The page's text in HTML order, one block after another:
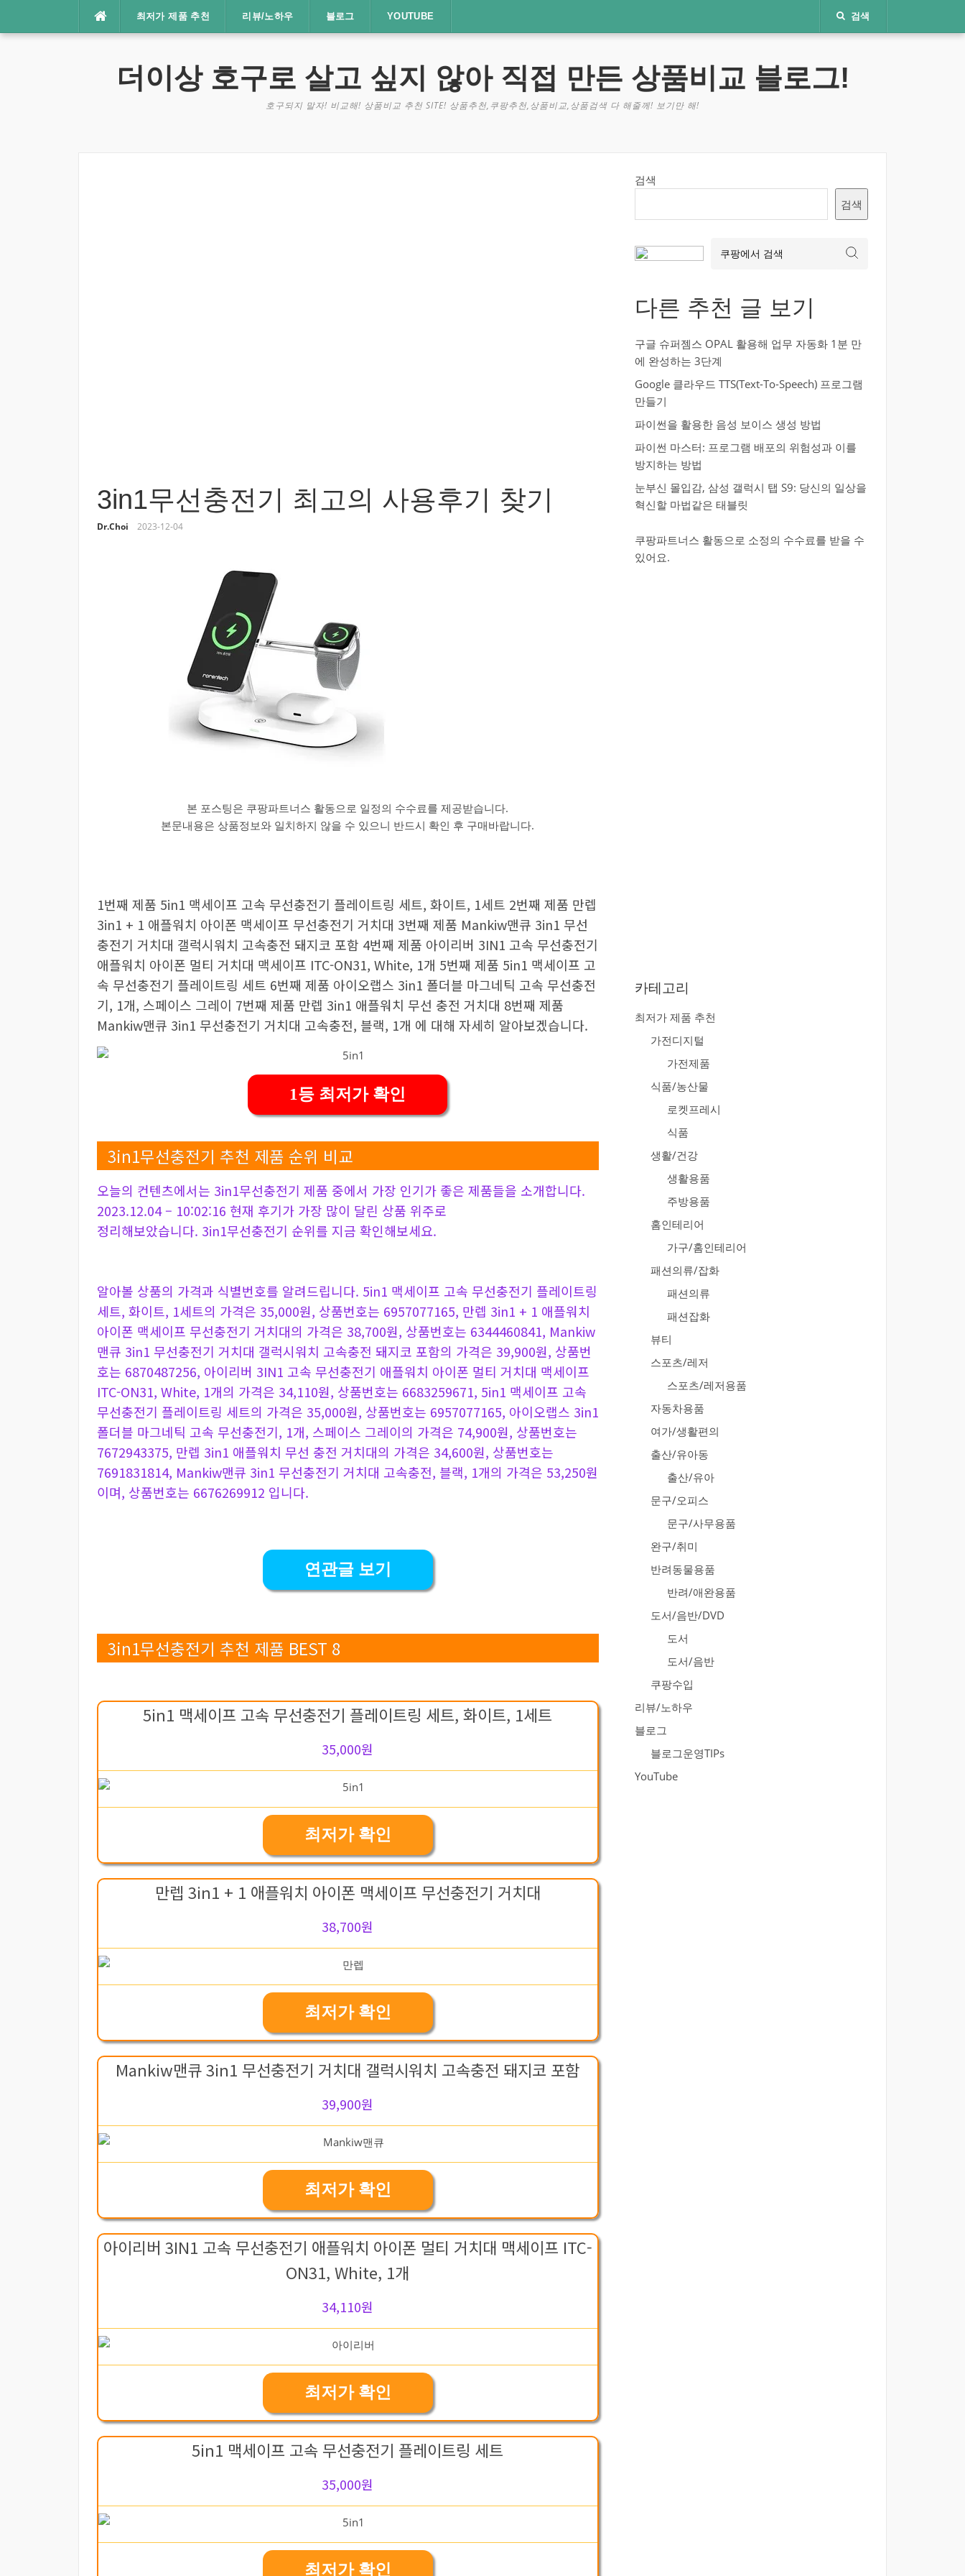
최저가 제품 추천 리뷰/노하우 블로그 YOUTUBE 검색
더이상 호구로 살고 싶지 않아 직접 만든 상품비교 블로그!
호구되지 말자! 비교해! 상품비교 추천 SITE! 상품추천,쿠팡추천,상품비교,상품검색 다 해줄께! 보기만 해!
3in1무선충전기 최고의 사용후기 찾기
Dr.Choi 2023-12-04
본 포스팅은 쿠팡파트너스 활동으로 일정의 수수료를 제공받습니다.
본문내용은 상품정보와 일치하지 않을 수 있으니 반드시 확인 후 구매바랍니다.
1번째 제품 5in1 맥세이프 고속 무선충전기 플레이트링 세트, 화이트, 1세트 2번째 제품 만렙
3in1 + 1 애플워치 아이폰 맥세이프 무선충전기 거치대 3번째 제품 Mankiw맨큐 3in1 무선
충전기 거치대 갤럭시워치 고속충전 돼지코 포함 4번째 제품 아이리버 3IN1 고속 무선충전기
애플워치 아이폰 멀티 거치대 맥세이프 ITC-ON31, White, 1개 5번째 제품 5in1 맥세이프 고
속 무선충전기 플레이트링 세트 6번째 제품 아이오랩스 3in1 폴더블 마그네틱 고속 무선충전
기, 1개, 스페이스 그레이 7번째 제품 만렙 3in1 애플워치 무선 충전 거치대 8번째 제품
Mankiw맨큐 3in1 무선충전기 거치대 고속충전, 블랙, 1개 에 대해 자세히 알아보겠습니다.
1등 최저가 확인
3in1무선충전기 추천 제품 순위 비교
오늘의 컨텐츠에서는 3in1무선충전기 제품 중에서 가장 인기가 좋은 제품들을 소개합니다.
2023.12.04 – 10:02:16 현재 후기가 가장 많이 달린 상품 위주로
정리해보았습니다. 3in1무선충전기 순위를 지금 확인해보세요.
알아볼 상품의 가격과 식별번호를 알려드립니다. 5in1 맥세이프 고속 무선충전기 플레이트링
세트, 화이트, 1세트의 가격은 35,000원, 상품번호는 6957077165, 만렙 3in1 + 1 애플워치
아이폰 맥세이프 무선충전기 거치대의 가격은 38,700원, 상품번호는 6344460841, Mankiw
맨큐 3in1 무선충전기 거치대 갤럭시워치 고속충전 돼지코 포함의 가격은 39,900원, 상품번
호는 6870487256, 아이리버 3IN1 고속 무선충전기 애플워치 아이폰 멀티 거치대 맥세이프
ITC-ON31, White, 1개의 가격은 34,110원, 상품번호는 6683259671, 5in1 맥세이프 고속
무선충전기 플레이트링 세트의 가격은 35,000원, 상품번호는 6957077165, 아이오랩스 3in1
폴더블 마그네틱 고속 무선충전기, 1개, 스페이스 그레이의 가격은 74,900원, 상품번호는
7672943375, 만렙 3in1 애플워치 무선 충전 거치대의 가격은 34,600원, 상품번호는
7691831814, Mankiw맨큐 3in1 무선충전기 거치대 고속충전, 블랙, 1개의 가격은 53,250원
이며, 상품번호는 6676269912 입니다.
연관글 보기
3in1무선충전기 추천 제품 BEST 8
5in1 맥세이프 고속 무선충전기 플레이트링 세트, 화이트, 1세트
35,000원
최저가 확인
만렙 3in1 + 1 애플워치 아이폰 맥세이프 무선충전기 거치대
38,700원
최저가 확인
Mankiw맨큐 3in1 무선충전기 거치대 갤럭시워치 고속충전 돼지코 포함
39,900원
최저가 확인
아이리버 3IN1 고속 무선충전기 애플워치 아이폰 멀티 거치대 맥세이프 ITC-
ON31, White, 1개
34,110원
최저가 확인
5in1 맥세이프 고속 무선충전기 플레이트링 세트
35,000원
최저가 확인
검색
검색
다른 추천 글 보기
구글 슈퍼젬스 OPAL 활용해 업무 자동화 1분 만
에 완성하는 3단계
Google 클라우드 TTS(Text-To-Speech) 프로그램
만들기
파이썬을 활용한 음성 보이스 생성 방법
파이썬 마스터: 프로그램 배포의 위험성과 이를
방지하는 방법
눈부신 몰입감, 삼성 갤럭시 탭 S9: 당신의 일상을
혁신할 마법같은 태블릿
쿠팡파트너스 활동으로 소정의 수수료를 받을 수
있어요.
카테고리
최저가 제품 추천
가전디지털
가전제품
식품/농산물
로켓프레시
식품
생활/건강
생활용품
주방용품
홈인테리어
가구/홈인테리어
패션의류/잡화
패션의류
패션잡화
뷰티
스포츠/레저
스포츠/레저용품
자동차용품
여가/생활편의
출산/유아동
출산/유아
문구/오피스
문구/사무용품
완구/취미
반려동물용품
반려/애완용품
도서/음반/DVD
도서
도서/음반
쿠팡수입
리뷰/노하우
블로그
블로그운영TIPs
YouTube